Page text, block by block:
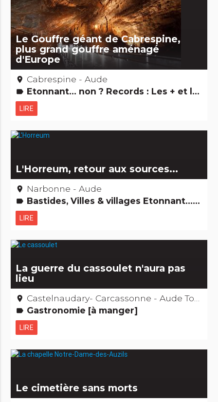
Le Gouffre géant de Cabrespine,
plus grand gouffre aménagé
d'Europe
place Cabrespine - Aude
label Etonnant... non ? Records : Les + et les - Curiosités naturelles Grands sites
LIRE
L'Horreum, retour aux sources...
place Narbonne - Aude
label Bastides, Villes & villages Etonnant... non ? Musées & Collections Edifices remarquables
LIRE
La guerre du cassoulet n'aura pas
lieu
place Castelnaudary- Carcassonne - Aude Toulouse - Haute-Garonne
label Gastronomie [à manger]
LIRE
Le cimetière sans morts